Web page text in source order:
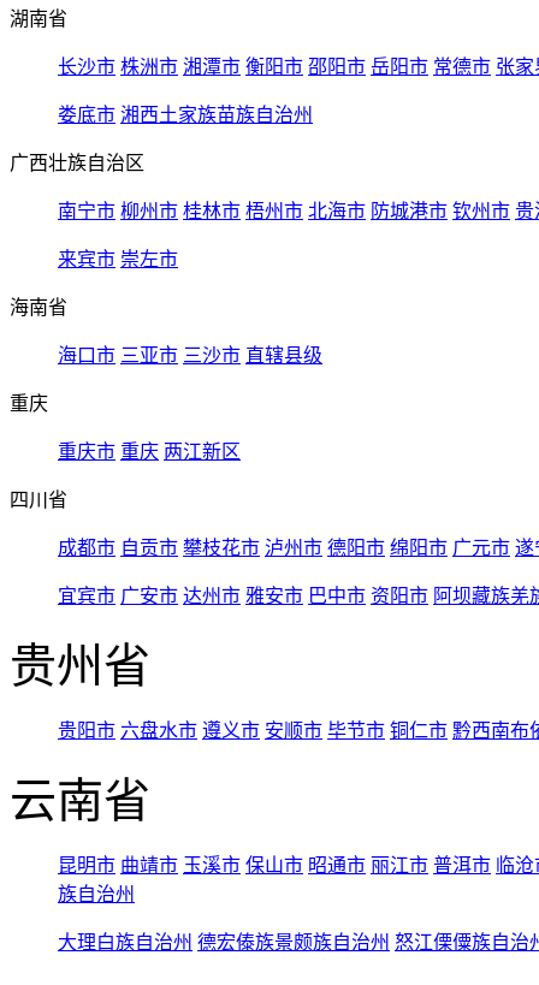
湖南省
长沙市 株洲市 湘潭市 衡阳市 邵阳市 岳阳市 常德市 张家
娄底市 湘西土家族苗族自治州
广西壮族自治区
南宁市 柳州市 桂林市 梧州市 北海市 防城港市 钦州市 贵
来宾市 崇左市
海南省
海口市 三亚市 三沙市 直辖县级
重庆
重庆市 重庆 两江新区
四川省
成都市 自贡市 攀枝花市 泸州市 德阳市 绵阳市 广元市 遂
宜宾市 广安市 达州市 雅安市 巴中市 资阳市 阿坝藏族羌
贵州省
贵阳市 六盘水市 遵义市 安顺市 毕节市 铜仁市 黔西南布
云南省
昆明市 曲靖市 玉溪市 保山市 昭通市 丽江市 普洱市 临
族自治州
大理白族自治州 德宏傣族景颇族自治州 怒江傈僳族自治